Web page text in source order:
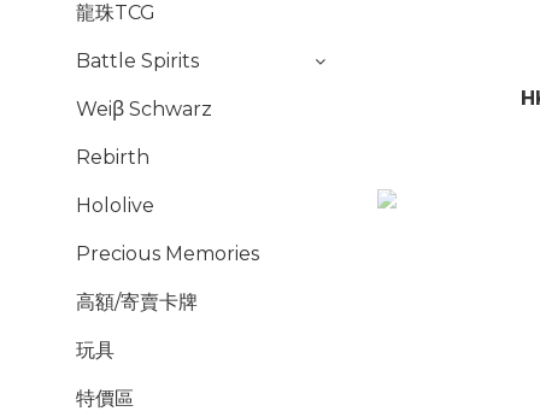
龍珠TCG
Battle Spirits
Weiβ Schwarz
Rebirth
Hololive
Precious Memories
高額/寄賣卡牌
玩具
特價區